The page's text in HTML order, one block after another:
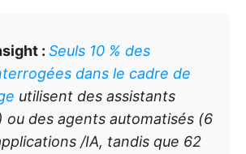
: Seuls 10 % des
dans le cadre de
utilisent des assistants
ou des agents automatisés (6
/IA, tandis que 62